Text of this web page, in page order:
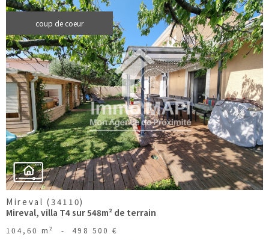
coup de coeur
voir le
bien
Mireval (34110)
Mireval, villa T4 sur 548m² de terrain
104,60 m² - 498 500 €